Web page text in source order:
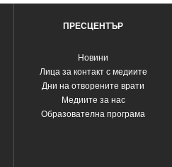
ПРЕСЦЕНТЪР
Новини
Лица за контакт с медиите
Дни на отворените врати
Медиите за нас
Образователна програма